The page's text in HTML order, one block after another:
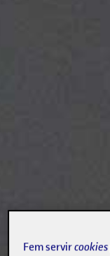
Fem servircookies